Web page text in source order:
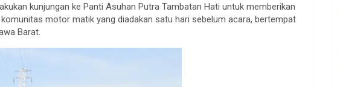
kunjungan ke Panti Asuhan Putra Tambatan Hati untuk memberikan
motor matik yang diadakan satu hari sebelum acara, bertempat
Barat.